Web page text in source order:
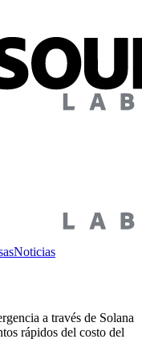
Noticias
a través de Solana
rápidos del costo del